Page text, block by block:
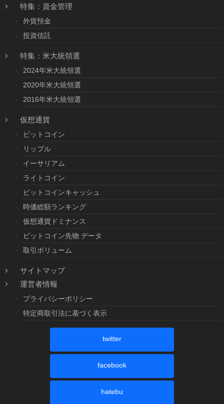
特集：資金管理
外貨預金
投資信託
特集：米大統領選
2024年米大統領選
2020年米大統領選
2016年米大統領選
仮想通貨
ビットコイン
リップル
イーサリアム
ライトコイン
ビットコインキャッシュ
時価総額ランキング
仮想通貨ドミナンス
ビットコイン先物 データ
取引ボリューム
サイトマップ
運営者情報
プライバシーポリシー
特定商取引法に基づく表示
twitter
facebook
hatebu